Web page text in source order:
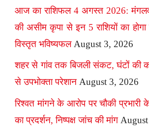
आज का राशिफल 4 अगस्त 2026:
की असीम कृपा से इन 5 राशियों का होगा
विस्तृत भविष्यफल August 3, 2026
शहर से गांव तक बिजली संकट, घंटों की
से उपभोक्ता परेशान August 3, 2026
रिश्वत मांगने के आरोप पर चौकी प्रभारी
का प्रदर्शन, निष्पक्ष जांच की मांग